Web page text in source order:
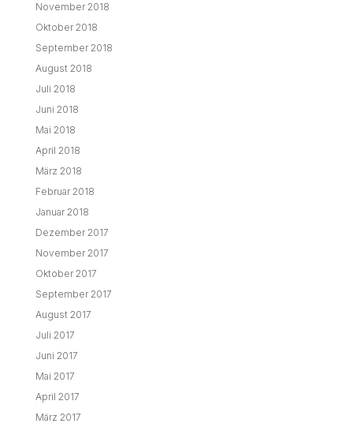
November 2018
Oktober 2018
September 2018
August 2018
Juli 2018
Juni 2018
Mai 2018
April 2018
März 2018
Februar 2018
Januar 2018
Dezember 2017
November 2017
Oktober 2017
September 2017
August 2017
Juli 2017
Juni 2017
Mai 2017
April 2017
März 2017